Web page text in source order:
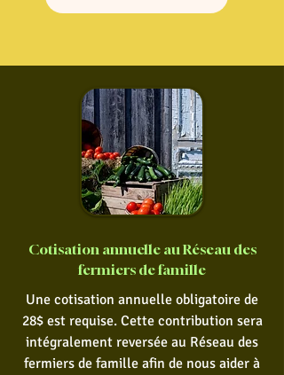
Cotisation annuelle au Réseau des
fermiers de famille
Une cotisation annuelle obligatoire de
28$ est requise. Cette contribution sera
intégralement reversée au Réseau des
fermiers de famille afin de nous aider à